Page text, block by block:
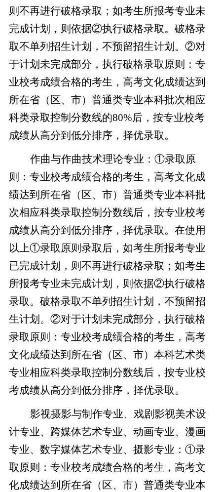
则不再进行破格录取；如考生所报考专业未
完成计划，则依据②执行破格录取。破格录
取不单列招生计划，不预留招生计划。②对
于计划未完成部分，执行破格录取原则：专
业校考成绩合格的考生，高考文化成绩达到
所在省（区、市）普通类专业本科批次相应
科类录取控制分数线的80%后，按专业校考
成绩从高分到低分排序，择优录取。
作曲与作曲技术理论专业：①录取原
则：专业校考成绩合格的考生，高考文化成
绩达到所在省（区、市）普通类专业本科批
次相应科类录取控制分数线后，按专业校考
成绩从高分到低分排序，择优录取。在使用
以上①录取原则录取后，如考生所报考专业
已完成计划，则不再进行破格录取；如考生
所报考专业未完成计划，则依据②执行破格
录取。破格录取不单列招生计划，不预留招
生计划。②对于计划未完成部分，执行破格
录取原则：专业校考成绩合格的考生，高考
文化成绩达到所在省（区、市）本科艺术类
专业相应科类录取控制分数线后，按专业校
考成绩从高分到低分排序，择优录取。
影视摄影与制作专业、戏剧影视美术设
计专业、跨媒体艺术专业、动画专业、漫画
专业、数字媒体艺术专业、摄影专业：①录
取原则：专业校考成绩合格的考生，高考文
化成绩达到所在省（区、市）普通类专业本